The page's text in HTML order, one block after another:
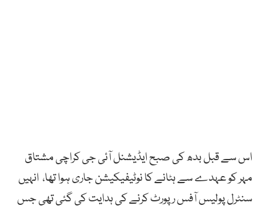
اس سے قبل بدھ کی صبح ایڈیشنل آئی جی کراچی مشتاق
مہر کو عہدے سے ہٹانے کا نوٹیفیکیشن جاری ہوا تھا، انہیں
سنٹرل پولیس آفس رپورٹ کرنے کی ہدایت کی گئی تھی جس